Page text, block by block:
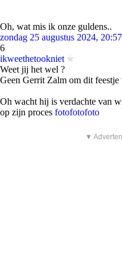
Oh, wat mis ik onze guldens..
zondag 25 augustus 2024,
6
ikweethetookniet
Weet jij het wel ?
Geen Gerrit Zalm om dit feestje
Oh wacht hij is verdachte van
op zijn proces fotofotofoto
▼